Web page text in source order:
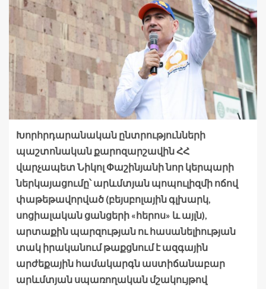
Խորհրդարանական ընտրությունների
պաշտոնական քարոզարշավին ՀՀ
վարչապետ Նիկոլ Փաշինյանի նոր կերպարի
ներկայացումը՝ արևմտյան պոպուլիզմի ոճով
փաթեթավորված (բեյսբոլային գլխարկ,
սոցիալական ցանցերի «հերոս» և այլն),
արտաքին պարզության ու հասանելիության
տակ իրականում թաքցնում է ազգային
արժեքային համակարգն աստիճանաբար
արևմտյան սպառողական մշակույթով